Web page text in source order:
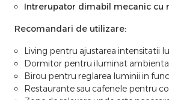
Intrerupator dimabil mecanic cu
Recomandari de utilizare:
Living pentru ajustarea intensitatii
Dormitor pentru iluminat
Birou pentru reglarea luminii in
Restaurante sau cafenele pentru